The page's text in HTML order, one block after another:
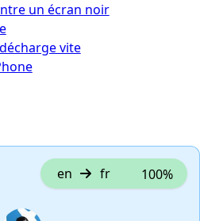
un écran noir
vite
en fr 100%